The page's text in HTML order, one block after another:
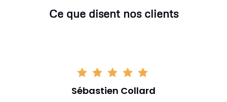
Ce que disent nos clients
Sébastien Collard